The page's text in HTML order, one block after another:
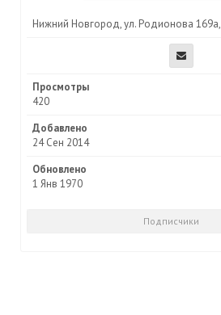
Нижний Новгород, ул. Родионова 169a,
Просмотры
420
Добавлено
24 Сен 2014
Обновлено
1 Янв 1970
Подписчики